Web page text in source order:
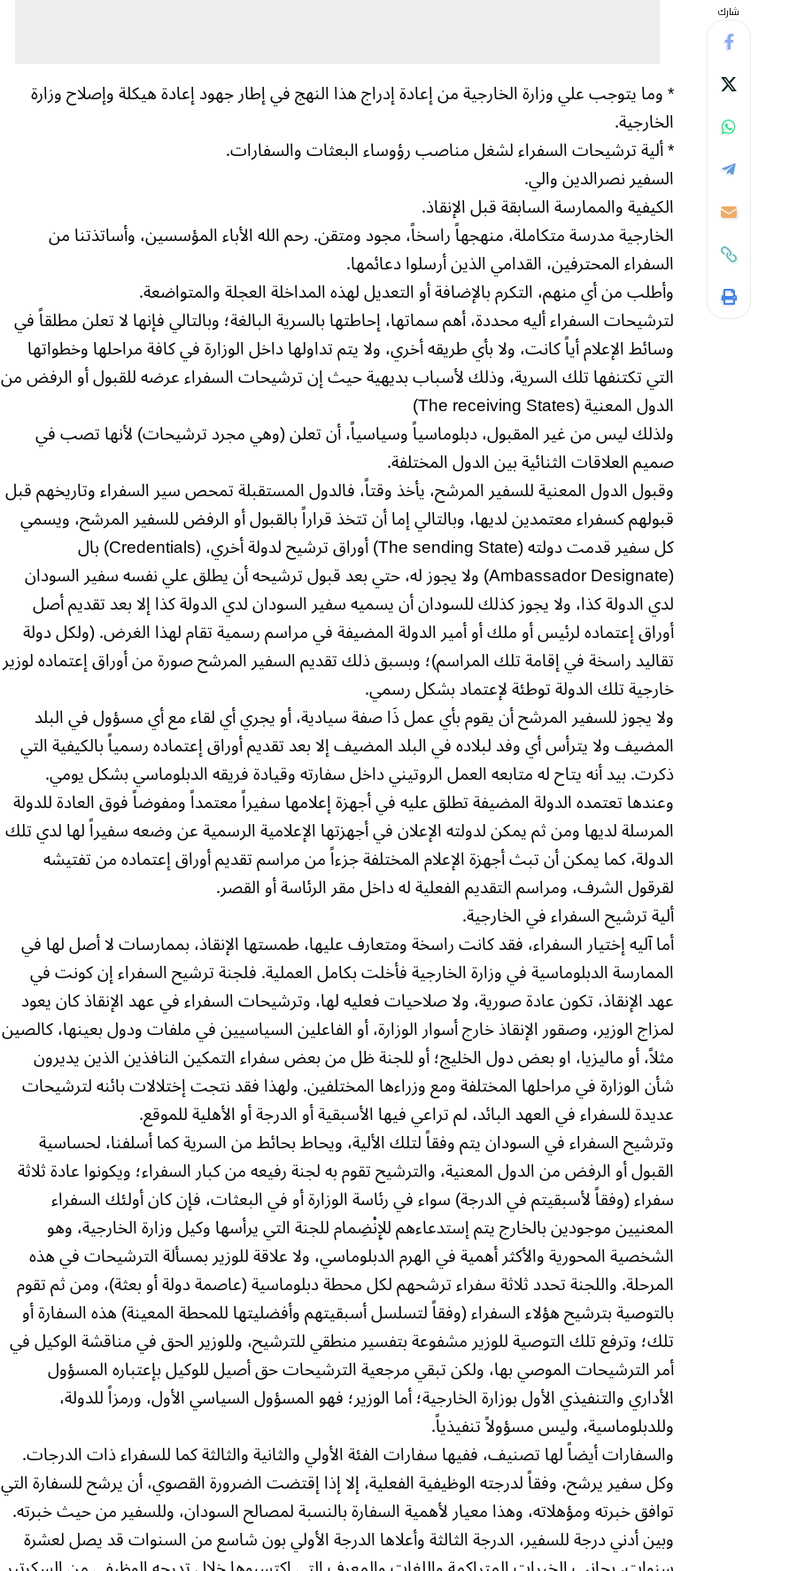
شارك
* وما يتوجب علي وزارة الخارجية من إعادة إدراج هذا النهج في إطار جهود إعادة هيكلة وإصلاح وزارة
الخارجية.
* ألية ترشيحات السفراء لشغل مناصب رؤوساء البعثات والسفارات.
السفير نصرالدين والي.
الكيفية والممارسة السابقة قبل الإنقاذ.
الخارجية مدرسة متكاملة، منهجهاً راسخاً، مجود ومتقن. رحم الله الأباء المؤسسين، وأساتذتنا من
السفراء المحترفين، القدامي الذين أرسلوا دعائمها.
وأطلب من أي منهم، التكرم بالإضافة أو التعديل لهذه المداخلة العجلة والمتواضعة.
لترشيحات السفراء أليه محددة، أهم سماتها، إحاطتها بالسرية البالغة؛ وبالتالي فإنها لا تعلن مطلقاً في
وسائط الإعلام أياً كانت، ولا بأي طريقه أخري، ولا يتم تداولها داخل الوزارة في كافة مراحلها وخطواتها
التي تكتنفها تلك السرية، وذلك لأسباب بديهية حيث إن ترشيحات السفراء عرضه للقبول أو الرفض من
الدول المعنية (The receiving States)
ولذلك ليس من غير المقبول، دبلوماسياً وسياسياً، أن تعلن (وهي مجرد ترشيحات) لأنها تصب في
صميم العلاقات الثنائية بين الدول المختلفة.
وقبول الدول المعنية للسفير المرشح، يأخذ وقتاً، فالدول المستقبلة تمحص سير السفراء وتاريخهم قبل
قبولهم كسفراء معتمدين لديها، وبالتالي إما أن تتخذ قراراً بالقبول أو الرفض للسفير المرشح، ويسمي
كل سفير قدمت دولته (The sending State) أوراق ترشيح لدولة أخري، (Credentials) بال
(Ambassador Designate) ولا يجوز له، حتي بعد قبول ترشيحه أن يطلق علي نفسه سفير السودان
لدي الدولة كذا، ولا يجوز كذلك للسودان أن يسميه سفير السودان لدي الدولة كذا إلا بعد تقديم أصل
أوراق إعتماده لرئيس أو ملك أو أمير الدولة المضيفة في مراسم رسمية تقام لهذا الغرض. (ولكل دولة
تقاليد راسخة في إقامة تلك المراسم)؛ وبسبق ذلك تقديم السفير المرشح صورة من أوراق إعتماده لوزير
خارجية تلك الدولة توطئة لإعتماد بشكل رسمي.
ولا يجوز للسفير المرشح أن يقوم بأي عمل ذَا صفة سيادية، أو يجري أي لقاء مع أي مسؤول في البلد
المضيف ولا يترأس أي وفد لبلاده في البلد المضيف إلا بعد تقديم أوراق إعتماده رسمياً بالكيفية التي
ذكرت. بيد أنه يتاح له متابعه العمل الروتيني داخل سفارته وقيادة فريقه الدبلوماسي بشكل يومي.
وعندها تعتمده الدولة المضيفة تطلق عليه في أجهزة إعلامها سفيراً معتمداً ومفوضاً فوق العادة للدولة
المرسلة لديها ومن ثم يمكن لدولته الإعلان في أجهزتها الإعلامية الرسمية عن وضعه سفيراً لها لدي تلك
الدولة، كما يمكن أن تبث أجهزة الإعلام المختلفة جزءاً من مراسم تقديم أوراق إعتماده من تفتيشه
لقرقول الشرف، ومراسم التقديم الفعلية له داخل مقر الرئاسة أو القصر.
ألية ترشيح السفراء في الخارجية.
أما آليه إختيار السفراء، فقد كانت راسخة ومتعارف عليها، طمستها الإنقاذ، بممارسات لا أصل لها في
الممارسة الدبلوماسية في وزارة الخارجية فأخلت بكامل العملية. فلجنة ترشيح السفراء إن كونت في
عهد الإنقاذ، تكون عادة صورية، ولا صلاحيات فعليه لها، وترشيحات السفراء في عهد الإنقاذ كان يعود
لمزاج الوزير، وصقور الإنقاذ خارج أسوار الوزارة، أو الفاعلين السياسيين في ملفات ودول بعينها، كالصين
مثلاً، أو ماليزيا، او بعض دول الخليج؛ أو للجنة ظل من بعض سفراء التمكين النافذين الذين يديرون
شأن الوزارة في مراحلها المختلفة ومع وزراءها المختلفين. ولهذا فقد نتجت إختلالات بائنه لترشيحات
عديدة للسفراء في العهد البائد، لم تراعي فيها الأسبقية أو الدرجة أو الأهلية للموقع.
وترشيح السفراء في السودان يتم وفقاً لتلك الألية، ويحاط بحائط من السرية كما أسلفنا، لحساسية
القبول أو الرفض من الدول المعنية، والترشيح تقوم به لجنة رفيعه من كبار السفراء؛ ويكونوا عادة ثلاثة
سفراء (وفقاً لأسبقيتم في الدرجة) سواء في رئاسة الوزارة أو في البعثات، فإن كان أولئك السفراء
المعنيين موجودين بالخارج يتم إستدعاءهم للإِنْضِمام للجنة التي يرأسها وكيل وزارة الخارجية، وهو
الشخصية المحورية والأكثر أهمية في الهرم الدبلوماسي، ولا علاقة للوزير بمسألة الترشيحات في هذه
المرحلة. واللجنة تحدد ثلاثة سفراء ترشحهم لكل محطة دبلوماسية (عاصمة دولة أو بعثة)، ومن ثم تقوم
بالتوصية بترشيح هؤلاء السفراء (وفقاً لتسلسل أسبقيتهم وأفضليتها للمحطة المعينة) هذه السفارة أو
تلك؛ وترفع تلك التوصية للوزير مشفوعة بتفسير منطقي للترشيح، وللوزير الحق في مناقشة الوكيل في
أمر الترشيحات الموصي بها، ولكن تبقي مرجعية الترشيحات حق أصيل للوكيل بإعتباره المسؤول
الأداري والتنفيذي الأول بوزارة الخارجية؛ أما الوزير؛ فهو المسؤول السياسي الأول، ورمزاً للدولة،
وللدبلوماسية، وليس مسؤولاً تنفيذياً.
والسفارات أيضاً لها تصنيف، ففيها سفارات الفئة الأولي والثانية والثالثة كما للسفراء ذات الدرجات.
وكل سفير يرشح، وفقاً لدرجته الوظيفية الفعلية، إلا إذا إقتضت الضرورة القصوي، أن يرشح للسفارة التي
توافق خبرته ومؤهلاته، وهذا معيار لأهمية السفارة بالنسبة لمصالح السودان، وللسفير من حيث خبرته.
وبين أدني درجة للسفير، الدرجة الثالثة وأعلاها الدرجة الأولي بون شاسع من السنوات قد يصل لعشرة